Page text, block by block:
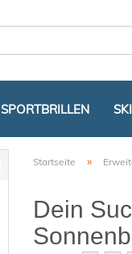
SPORTBRILLEN
Startseite »
Dein